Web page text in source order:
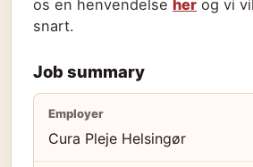
os en henvendelse her og vi
snart.
Job summary
Employer
Cura Pleje Helsingør